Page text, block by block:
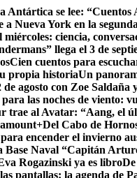
Antártica se lee: “Cuentos
a Nueva York en la
miércoles: ciencia,
llega el 3 de
Cien cuentos para
propia historiaUn
de agosto con Zoe
las noches de viento:
trae al Avatar: “Aang, el
Del Cabo de
encender el invierno
Base Naval “Capitán
Rogazinski ya es libro
pantallas: la agenda de